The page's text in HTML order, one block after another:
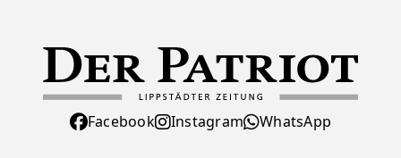
Facebook Instagram WhatsApp